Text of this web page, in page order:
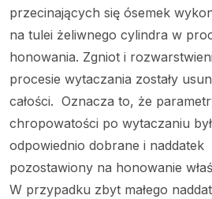
przecinających się ósemek
na tulei żeliwnego cylindra w
honowania. Zgniot i
procesie wytaczania zostały
całości. Oznacza to, że
chropowatości po wytaczaniu
odpowiednio dobrane i naddatek
pozostawiony na honowanie
W przypadku zbyt małego